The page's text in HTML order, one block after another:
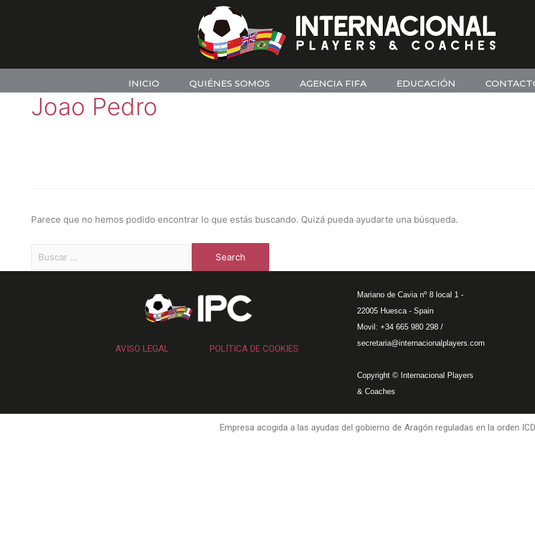
INICIO QUIÉNES SOMOS AGENCIA FIFA EDUCACIÓN
Joao Pedro
Parece que no hemos podido encontrar lo que estás buscando. Quizá pueda ayudarte una búsqueda.
AVISO LEGAL POLÍTICA DE COOKIES
Mariano de Cavia nº 8 local 1 -
22005 Huesca - Spain
Movil: +34 665 980 298 /
secretaria@internacionalplayers.com
Copyright © Internacional Players
& Coaches
Empresa acogida a las ayudas del gobierno de Aragón reguladas en la orden